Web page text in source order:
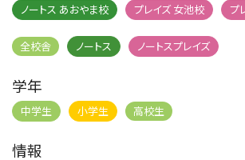
ノートス あおやま校 プレイズ 女池校 プ
全校舎 ノートス ノートスプレイズ
学年
中学生 小学生 高校生
情報